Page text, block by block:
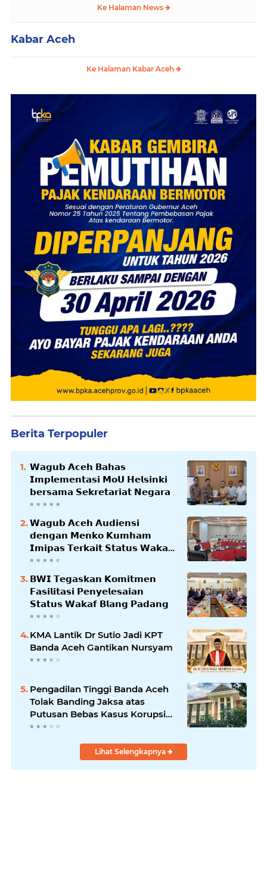
Ke Halaman News
Kabar Aceh
Ke Halaman Kabar Aceh
Berita Terpopuler
𝗪𝗮𝗴𝘂𝗯 𝗔𝗰𝗲𝗵 𝗕𝗮𝗵𝗮𝘀
𝗜𝗺𝗽𝗹𝗲𝗺𝗲𝗻𝘁𝗮𝘀𝗶 𝗠𝗼𝗨 𝗛𝗲𝗹𝘀𝗶𝗻𝗸𝗶
𝗯𝗲𝗿𝘀𝗮𝗺𝗮 𝗦𝗲𝗸𝗿𝗲𝘁𝗮𝗿𝗶𝗮𝘁 𝗡𝗲𝗴𝗮𝗿𝗮
𝗪𝗮𝗴𝘂𝗯 𝗔𝗰𝗲𝗵 𝗔𝘂𝗱𝗶𝗲𝗻𝘀𝗶
𝗱𝗲𝗻𝗴𝗮𝗻 𝗠𝗲𝗻𝗸𝗼 𝗞𝘂𝗺𝗵𝗮𝗺
𝗜𝗺𝗶𝗽𝗮𝘀 𝗧𝗲𝗿𝗸𝗮𝗶𝘁 𝗦𝘁𝗮𝘁𝘂𝘀 𝗪𝗮𝗸𝗮𝗳
𝗕𝗹𝗮𝗻𝗴𝗽𝗮𝗱𝗮𝗻𝗴
𝗕𝗪𝗜 𝗧𝗲𝗴𝗮𝘀𝗸𝗮𝗻 𝗞𝗼𝗺𝗶𝘁𝗺𝗲𝗻
𝗙𝗮𝘀𝗶𝗹𝗶𝘁𝗮𝘀𝗶 𝗣𝗲𝗻𝘆𝗲𝗹𝗲𝘀𝗮𝗶𝗮𝗻
𝗦𝘁𝗮𝘁𝘂𝘀 𝗪𝗮𝗸𝗮𝗳 𝗕𝗹𝗮𝗻𝗴 𝗣𝗮𝗱𝗮𝗻𝗴
KMA Lantik Dr Sutio Jadi KPT
Banda Aceh Gantikan Nursyam
Pengadilan Tinggi Banda Aceh
Tolak Banding Jaksa atas
Putusan Bebas Kasus Korupsi
Wastafel
Lihat Selengkapnya